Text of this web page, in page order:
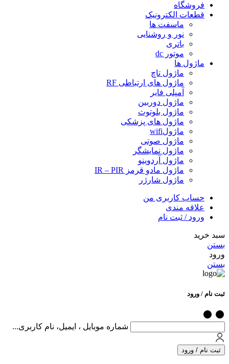
فروشگاه
قطعات الکترونیک
ماسفت ها
نور و روشنایی
باتری
موتور dc
ماژول ها
ماژول تاچ
ماژول های ارتباطی RF
آمپلی فایر
ماژول دوربین
ماژول بلوتوث
ماژول های پزشکی
ماژولwifi
ماژول صوتی
ماژول نمایشگر
ماژول آردوینو
ماژول مادو قرمز IR – PIR
ماژول شارژر
حساب کاربری من
علاقه مندی
ورود / ثبت نام
سبد خرید
بستن
ورود
بستن
ثبت نام / ورود
شماره موبایل ، ایمیل، نام کاربری...
ثبت نام / ورود